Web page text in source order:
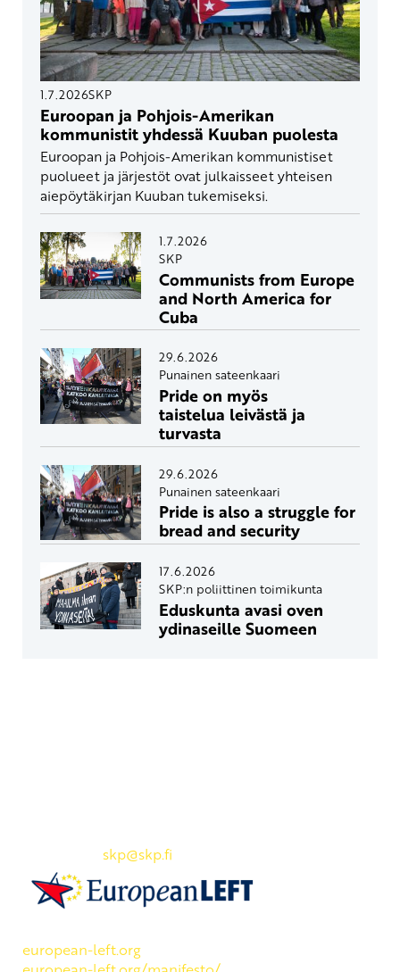
1.7.2026SKP
Euroopan ja Pohjois-Amerikan
kommunistit yhdessä Kuuban puolesta
Euroopan ja Pohjois-Amerikan kommunistiset
puolueet ja järjestöt ovat julkaisseet yhteisen
aiepöytäkirjan Kuuban tukemiseksi.
1.7.2026
SKP
Communists from Europe
and North America for
Cuba
29.6.2026
Punainen sateenkaari
Pride on myös
taistelua leivästä ja
turvasta
29.6.2026
Punainen sateenkaari
Pride is also a struggle for
bread and security
17.6.2026
SKP:n poliittinen toimikunta
Eduskunta avasi oven
ydinaseille Suomeen
skp@skp.fi
european-left.org